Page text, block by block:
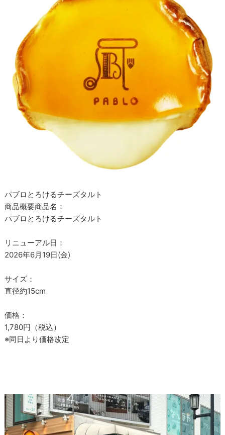
パブロとろけるチーズタルト
商品概要商品名：
パブロとろけるチーズタルト
リニューアル日：
2026年6月19日(金)
サイズ：
直径約15cm
価格：
1,780円（税込）
※同日より価格改定